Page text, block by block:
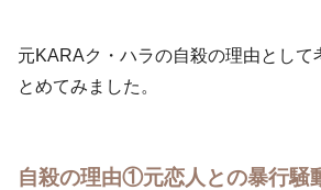
元KARAク・ハラの自殺の理由として
とめてみました。
自殺の理由①元恋人との暴行騒